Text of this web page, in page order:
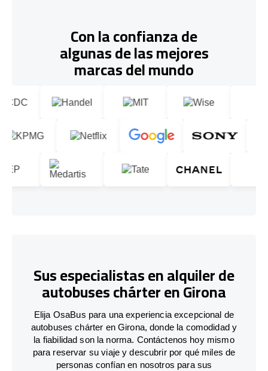
Con la confianza de
algunas de las mejores
marcas del mundo
Sus especialistas en alquiler de
autobuses chárter en Girona
Elija OsaBus para una experiencia excepcional de
autobuses chárter en Girona, donde la comodidad y
la fiabilidad son la norma. Contáctenos hoy mismo
para reservar su viaje y descubrir por qué miles de
personas confían en nosotros para sus